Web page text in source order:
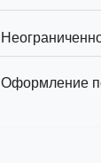
Оформление